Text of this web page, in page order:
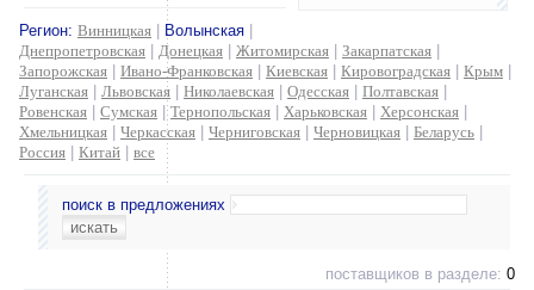
Регион: Винницкая Волынская
Днепропетровская
Донецкая Житомирская Закарпатская
Запорожская
Ивано-Франковская Киевская Кировоградская Крым
Луганская
Львовская Николаевская Одесская Полтавская
Ровенская
Сумская |Тернопольская Харьковская Херсонская
Хмельницкая
Черкасская Черниговская Черновицкая Беларусь
Россия
Китай все
поиск в предложениях
поставщиков в разделе: 0